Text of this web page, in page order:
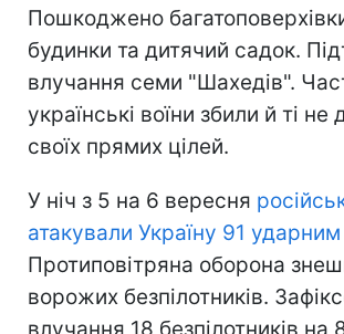
Пошкоджено
будинки та дитячий садок.
влучання семи "Шахедів".
українські воїни збили й ті не
своїх прямих цілей.
У ніч з 5 на 6 вересня
атакували Україну 91
Протиповітряна оборона
ворожих безпілотників.
влучання 18 безпілотників на